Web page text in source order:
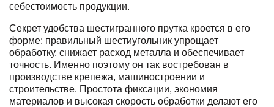
себестоимость продукции.
Секрет удобства шестигранного прутка кроется в его
форме: правильный шестиугольник упрощает
обработку, снижает расход металла и обеспечивает
точность. Именно поэтому он так востребован в
производстве крепежа, машиностроении и
строительстве. Простота фиксации, экономия
материалов и высокая скорость обработки делают его